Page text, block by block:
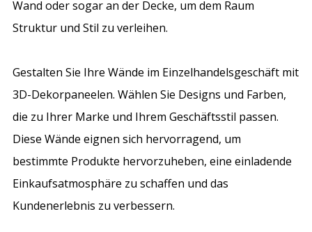
Wand oder sogar an der Decke, um dem Raum
Struktur und Stil zu verleihen.
Gestalten Sie Ihre Wände im Einzelhandelsgeschäft mit
3D-Dekorpaneelen. Wählen Sie Designs und Farben,
die zu Ihrer Marke und Ihrem Geschäftsstil passen.
Diese Wände eignen sich hervorragend, um
bestimmte Produkte hervorzuheben, eine einladende
Einkaufsatmosphäre zu schaffen und das
Kundenerlebnis zu verbessern.